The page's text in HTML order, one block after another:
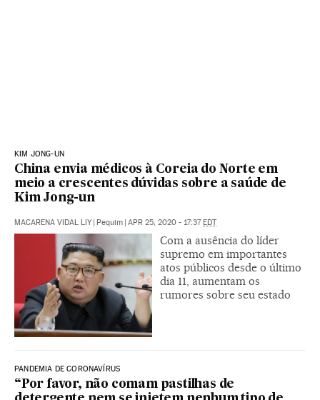
KIM JONG-UN
China envia médicos à Coreia do Norte em
meio a crescentes dúvidas sobre a saúde de
Kim Jong-un
MACARENA VIDAL LIY Pequim APR 25, 2020 - 17:37 EDT
Com a ausência do líder
supremo em importantes
atos públicos desde o último
dia 11, aumentam os
rumores sobre seu estado
PANDEMIA DE CORONAVÍRUS
“Por favor, não comam pastilhas de